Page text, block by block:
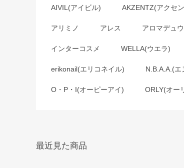
AIVIL(アイビル) AKZENTZ(アクセ
アリミノ アレス アロマデュウ
インターコスメ WELLA(ウエラ)
erikonail(エリコネイル) N.B.A.A.(エ
O・P・I(オーピーアイ) ORLY(オー
最近見た商品